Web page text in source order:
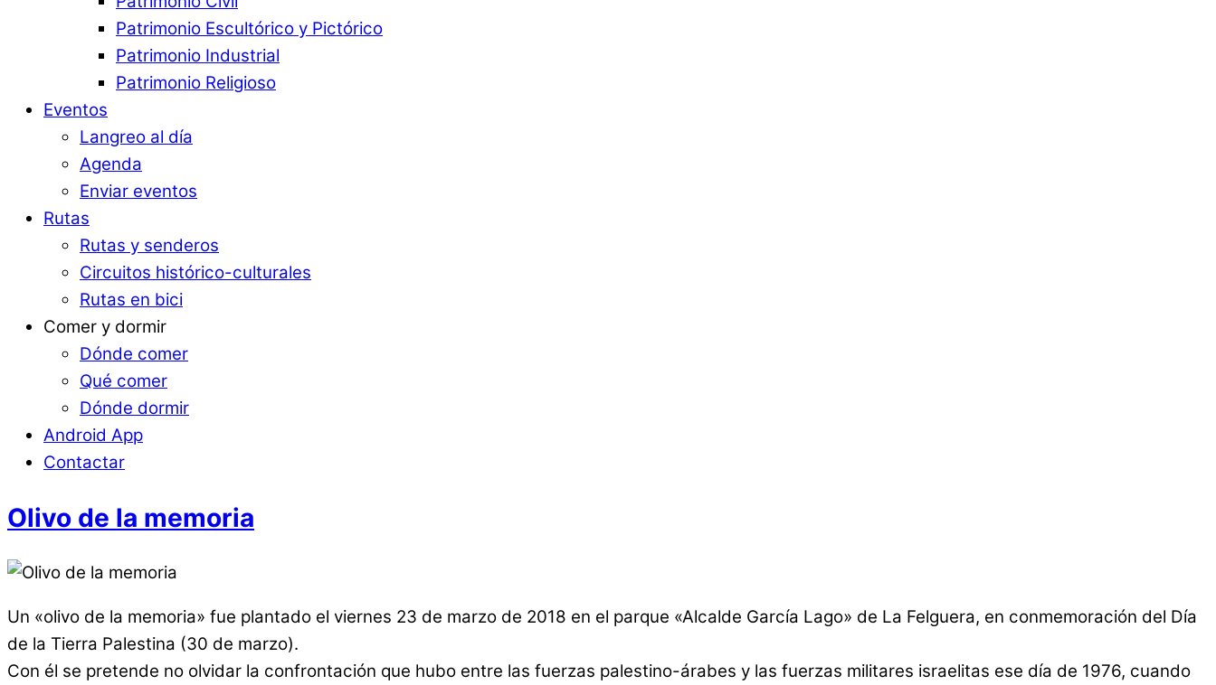
Patrimonio Escultórico y Pictórico
Patrimonio Industrial
Patrimonio Religioso
Eventos
Langreo al día
Agenda
Enviar eventos
Rutas
Rutas y senderos
Circuitos histórico-culturales
Rutas en bici
Comer y dormir
Dónde comer
Qué comer
Dónde dormir
Android App
Contactar
Olivo de la memoria
Un «olivo de la memoria» fue plantado el viernes 23 de marzo de 2018 en el parque «Alcalde García Lago» de La Felguera, en conmemoración del Día
de la Tierra Palestina (30 de marzo).
Con él se pretende no olvidar la confrontación que hubo entre las fuerzas palestino-árabes y las fuerzas militares israelitas ese día de 1976, cuando